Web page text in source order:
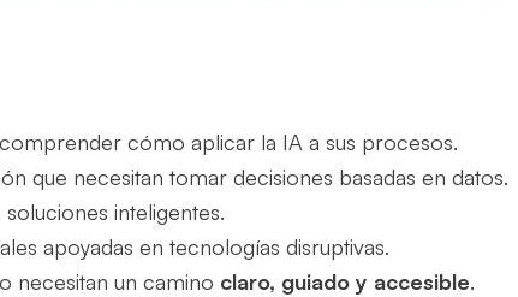
cómo aplicar la IA a sus procesos.
que necesitan tomar decisiones basadas en datos.
inteligentes.
apoyadas en tecnologías disruptivas.
necesitan un camino claro, guiado y accesible.